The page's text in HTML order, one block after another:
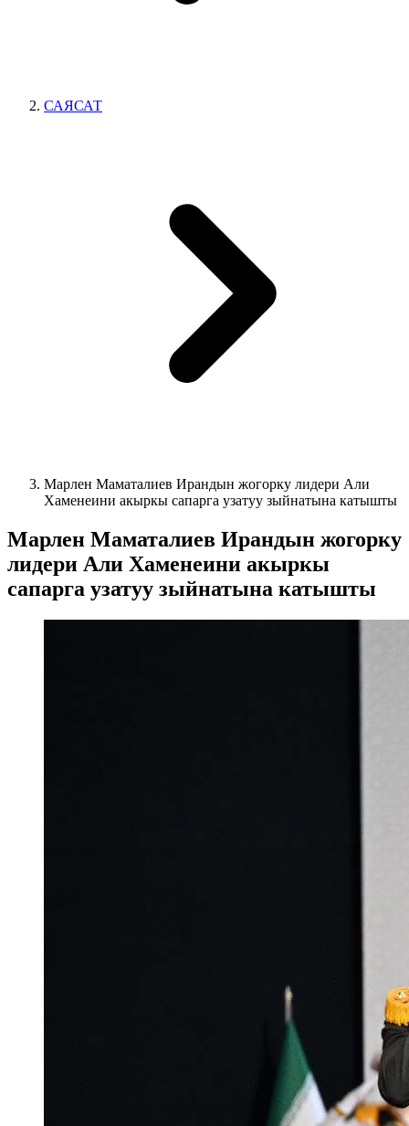
САЯСАТ
Марлен Маматалиев Ирандын жогорку лидери Али
Хаменеини акыркы сапарга узатуу зыйнатына катышты
Марлен Маматалиев Ирандын жогорку
лидери Али Хаменеини акыркы
сапарга узатуу зыйнатына катышты